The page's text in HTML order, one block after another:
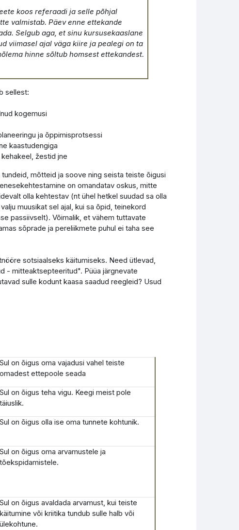
koos referaadi ja selle põhjal
valmistab. Päev enne ettekande
Selgub aga, et sinu kursusekaaslane
viimasel ajal väga kiire ja pealegi on ta
hinne sõltub homsest ettekandest.
sellest:
kogemusi
ja õppimisprotsessi
kaastudengiga
žestid jne
mõtteid ja soove ning seista teiste õigusi
on omandatav oskus, mitte
olla kehtestav (nt ühel hetkel suudad sa olla
muusikat sel ajal, kui sa õpid, teinekord
passiivselt). Võimalik, et vähem tuttavate
sõprade ja pereliikmete puhul ei taha see
sotsiaalseks käitumiseks. Need ütlevad,
- mitteaktsepteeritud". Püüa järgnevate
sulle kodunt kaasa saadud reegleid? Usud
Sul on õigus oma vajadusi vahel teiste
omadest ettepoole seada
Sul on õigus teha vigu. Keegi meist pole
täiuslik.
Sul on õigus olla ise oma tunnete kohtunik.
Sul on õigus oma arvamustele ja
tõekspidamistele.
Sul on õigus avaldada arvamust, kui teiste
käitumine või kriitika tundub sulle halb või
ülekohtune.